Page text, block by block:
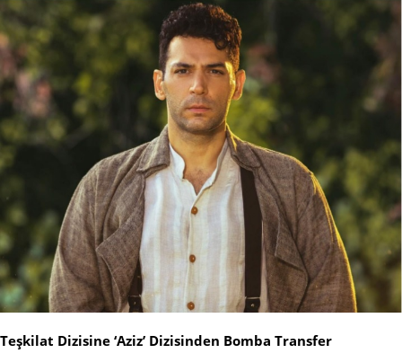
Teşkilat Dizisine ‘Aziz’ Dizisinden Bomba Transfer